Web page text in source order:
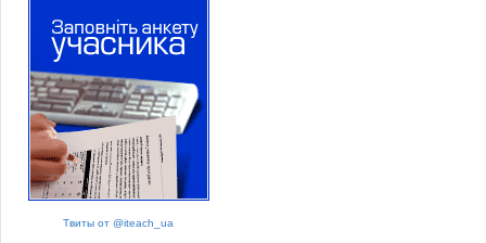
Твиты от @iteach_ua